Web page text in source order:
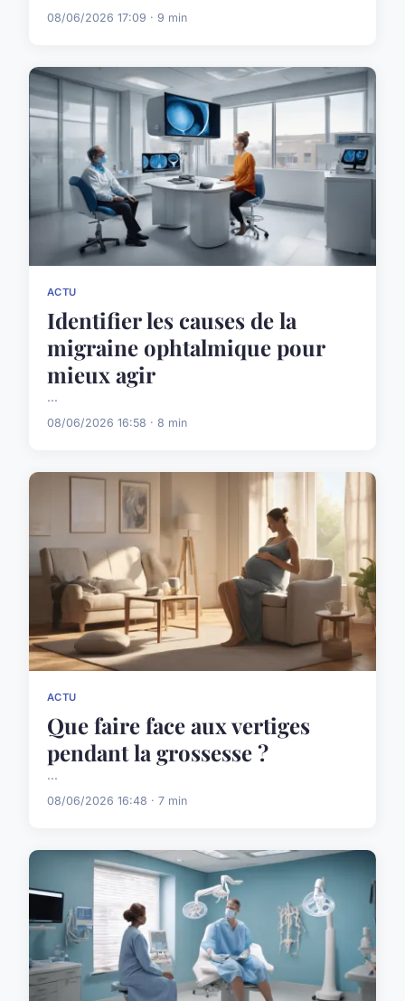
08/06/2026 17:09 · 9 min
ACTU
Identifier les causes de la
migraine ophtalmique pour
mieux agir
...
08/06/2026 16:58 · 8 min
ACTU
Que faire face aux vertiges
pendant la grossesse ?
...
08/06/2026 16:48 · 7 min